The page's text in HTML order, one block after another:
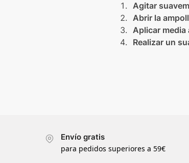
Agitar
Abrir la
Aplicar media
Realizar un
Envío gratis
para pedidos superiores a 59€